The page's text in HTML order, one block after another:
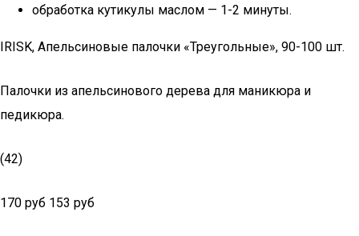
обработка кутикулы маслом — 1-2 минуты.
IRISK, Апельсиновые палочки «Треугольные», 90-100 шт.
Палочки из апельсинового дерева для маникюра и
педикюра.
(42)
170 руб 153 руб